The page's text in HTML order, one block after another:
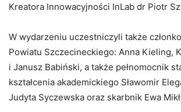
Kreatora Innowacyjności InLab dr Piotr
W wydarzeniu uczestniczyli także
Powiatu Szczecineckiego: Anna Kieling,
i Janusz Babiński, a także pełnomocnik
kształcenia akademickiego Sławomir
Judyta Syczewska oraz skarbnik Ewa